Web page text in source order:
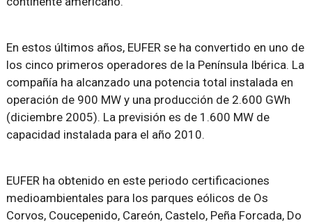
En estos últimos años, EUFER se ha convertido en uno de
los cinco primeros operadores de la Península Ibérica. La
compañía ha alcanzado una potencia total instalada en
operación de 900 MW y una producción de 2.600 GWh
(diciembre 2005). La previsión es de 1.600 MW de
capacidad instalada para el año 2010.
EUFER ha obtenido en este periodo certificaciones
medioambientales para los parques eólicos de Os
Corvos, Coucepenido, Careón, Castelo, Peña Forcada, Do